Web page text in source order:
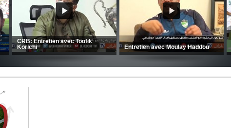
Entretien avec Moulay Haddou
CRB: Entretien avec Toufik
Korichi